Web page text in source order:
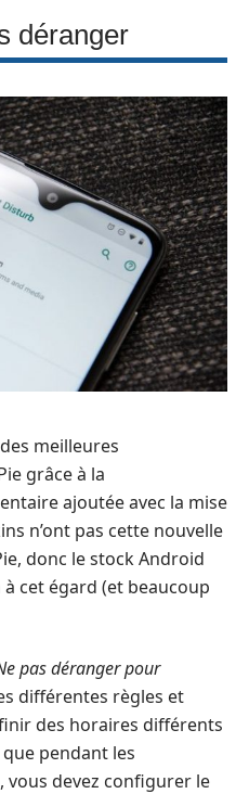
déranger
meilleures
grâce à la
ajoutée avec la mise
n’ont pas cette nouvelle
donc le stock Android
cet égard (et beaucoup
pas déranger pour
différentes règles et
des horaires différents
pendant les
vous devez configurer le